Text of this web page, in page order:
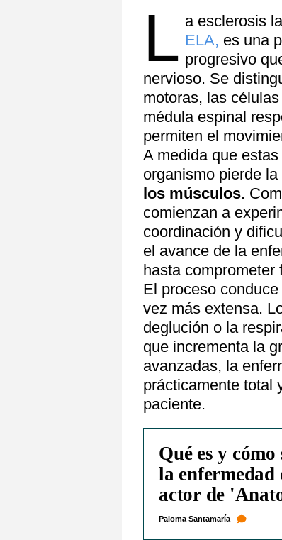
L a esclerosis
ELA, es una
progresivo
nervioso. Se
motoras, las
médula espinal
permiten el
A medida que
organismo pierde
los músculos.
comienzan a
coordinación y
el avance de la
hasta
El proceso
vez más extensa.
deglución o la
que incrementa la
avanzadas, la
prácticamente total
paciente.
Qué es y
la enfermedad
actor de
Paloma Santamaría